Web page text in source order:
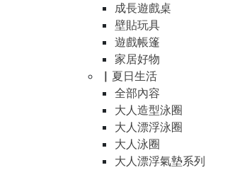
成長遊戲桌
壁貼玩具
遊戲帳篷
家居好物
▏夏日生活
全部內容
大人造型泳圈
大人漂浮泳圈
大人泳圈
大人漂浮氣墊系列